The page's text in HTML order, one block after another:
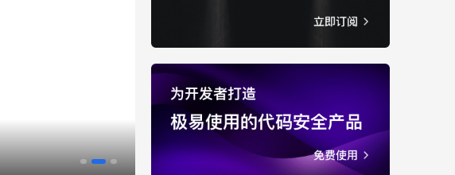
24000字企业开源安全治理最佳实践发布